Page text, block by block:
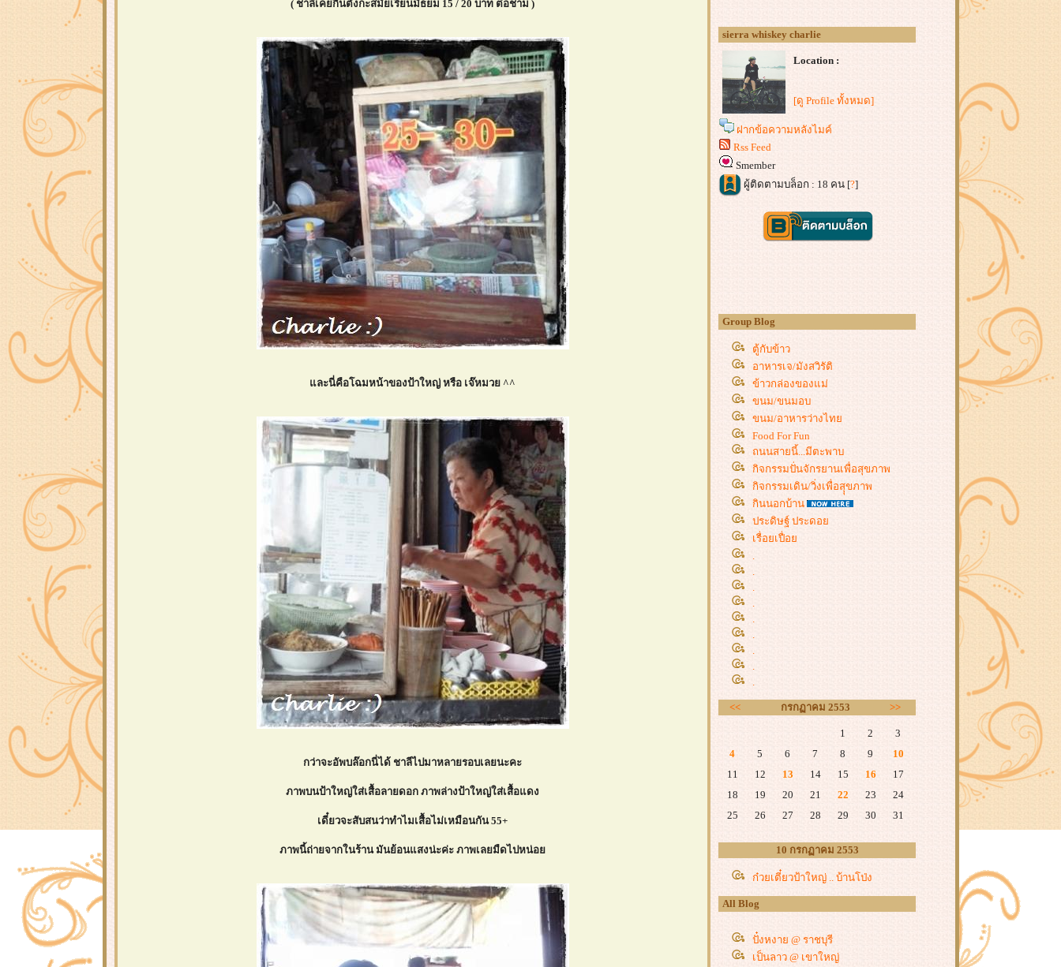
( ชาลีเคยกินตั้งกะสมัยเรียนมัธยม 15 / 20 บาท ต่อชาม )
ละนี่คือโฉมหน้าของป้าใหญ่ หรือ เจ๊หมวย ^^
กว่าจะอัพบล๊อกนี่ได้ ชาลีไปมาหลายรอบเลยนะคะ
ภาพบนป้าใหญ่ใส่เสื้อลายดอก ภาพล่างป้าใหญ่ใส่เสื้อแดง
เดี๋ยวจะสับสนว่าทำไมเสื้อไม่เหมือนกัน 55+
ภาพนี้ถ่ายจากในร้าน มันย้อนแสงน่ะค่ะ ภาพเลยมืดไปหน่อ
sierra whiskey charlie
Location :
[ดู Profile ทั้งหมด]
ฝากข้อความหลังไมค์
Rss Feed
Smember
ผู้ติดตามบล็อก : 18 คน [?]
Group Blog
ตู้กับข้าว
อาหารเจ/มังสวิรัติ
ข้าวกล่องของแม่
ขนม/ขนมอบ
ขนม/อาหารว่างไท
Food For Fun
ถนนสายนี้...มีตะพาบ
กิจกรรมปั่นจักรยานเพื่อสุขภาพ
กิจกรรมเดิน/วิ่งเพื่อสุุขภาพ
กินนอกบ้าน
ประดิษฐ์ ประดอ
เรื่อยเปื่อ
.
.
.
.
.
.
.
.
.
<< กรกฏาคม 2553 >>
1 2
3
4
5 6 7 8 9
10
11
12 13 14 15 16
17
18
19 20 21 22 23
24
25
26 27 28 29 30 31
10 กรกฏาคม 2553
ก๋วยเตี๋ยวป้าใหญ่ .. บ้านโป่ง
All Blog
ปั๋งหงาย @ ราชบุรี
เป็นลาว @ เขาใหญ่